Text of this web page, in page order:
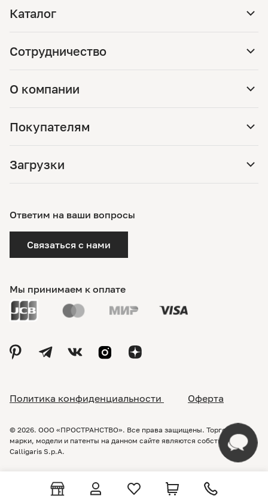
Каталог
Сотрудничество
О компании
Покупателям
Загрузки
Мы принимаем к оплате
Ответим на ваши вопросы
Связаться с нами
© 2026. ООО «ПРОСТРАНСТВО». Все права защищены. Торговые
марки, модели и патенты на данном сайте являются собственностью
Calligaris S.p.A.
Политика конфиденциальности Оферта